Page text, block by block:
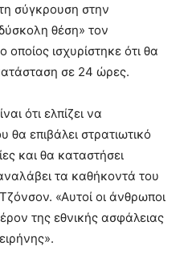
σύγκρουση στην
θέση» τον
ισχυρίστηκε ότι θα
σε 24 ώρες.
ότι ελπίζει να
επιβάλει στρατιωτικό
και θα καταστήσει
τα καθήκοντά του
«Αυτοί οι άνθρωποι
της εθνικής ασφάλειας